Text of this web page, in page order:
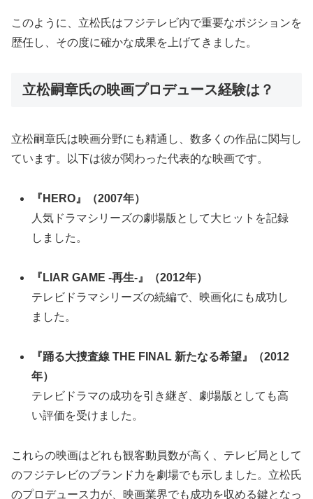
このように、立松氏はフジテレビ内で重要なポジションを
歴任し、その度に確かな成果を上げてきました。
立松嗣章氏の映画プロデュース経験は？
立松嗣章氏は映画分野にも精通し、数多くの作品に関与し
ています。以下は彼が関わった代表的な映画です。
『HERO』（2007年）
人気ドラマシリーズの劇場版として大ヒットを記録
しました。
『LIAR GAME -再生-』（2012年）
テレビドラマシリーズの続編で、映画化にも成功し
ました。
『踊る大捜査線 THE FINAL 新たなる希望』（2012
年）
テレビドラマの成功を引き継ぎ、劇場版としても高
い評価を受けました。
これらの映画はどれも観客動員数が高く、テレビ局として
のフジテレビのブランド力を劇場でも示しました。立松氏
のプロデュース力が、映画業界でも成功を収める鍵となっ